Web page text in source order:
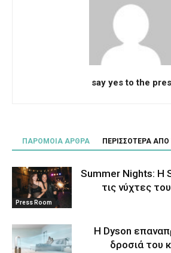
say yes to the
ΠΑΡΟΜΟΙΑ ΑΡΘΡΑ ΠΕΡΙΣΣΟΤΕΡΑ
Press Room
Summer Nights: Η
τις νύχτες
Η Dyson
δροσιά του